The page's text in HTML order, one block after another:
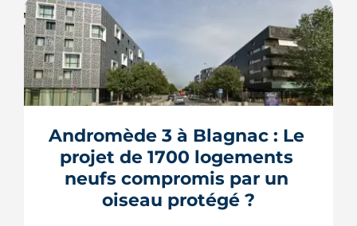
Andromède 3 à Blagnac : Le
projet de 1700 logements
neufs compromis par un
oiseau protégé ?